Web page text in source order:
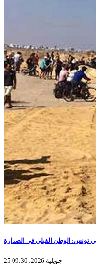
تونس: الوطن القبلي في الصدارة
25 جويلية 2026، 09:30